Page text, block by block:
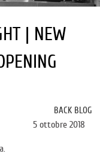
| NEW
BACK BLOG
5 ottobre 2018